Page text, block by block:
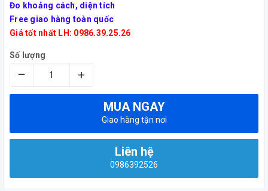
Đo khoảng cách, diện tích
Free giao hàng toàn quốc
Giá tốt nhất LH: 0986.39.25.26
Số lượng
– +
MUA NGAY
Giao hàng tận nơi
Liên hệ
0986392526